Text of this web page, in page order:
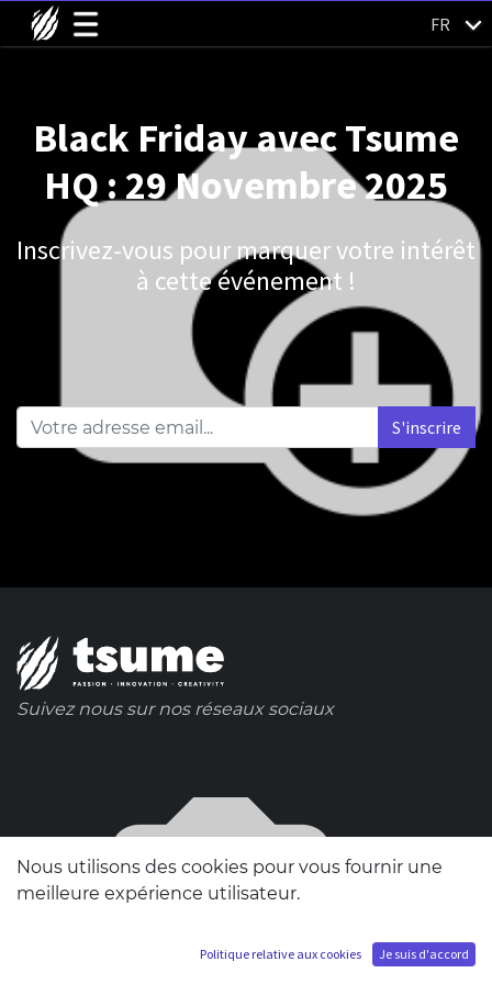
FR
Black Friday avec Tsume
HQ : 29 Novembre 2025
Inscrivez-vous pour marquer votre intérêt
à cette événement !
S'inscrire
Suivez nous sur nos réseaux sociaux
Nous utilisons des cookies pour vous fournir une
meilleure expérience utilisateur.
Politique relative aux cookies Je suis d'accord